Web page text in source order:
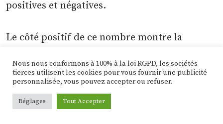
positives et négatives.
Le côté positif de ce nombre montre la
l’optimisme et le bonheur. D’autre part, le
côté négatif de 5353 peut représenter une
énergie inharmonieuse qui peut être
Nous nous conformons à 100% à la loi RGPD, les sociétés
tierces utilisent les cookies pour vous fournir une publicité
personnalisée, vous pouvez accepter ou refuser.
Réglages Tout Accepter